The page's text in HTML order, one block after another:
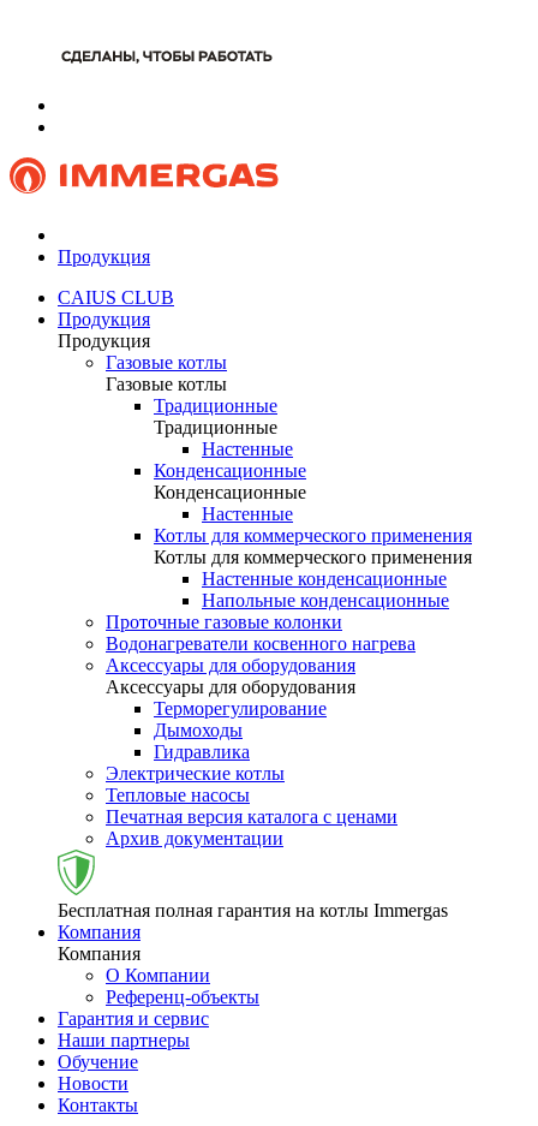
Продукция
CAIUS CLUB
Продукция
Продукция
Газовые котлы
Газовые котлы
Традиционные
Традиционные
Настенные
Конденсационные
Конденсационные
Настенные
Котлы для коммерческого применения
Котлы для коммерческого применения
Настенные конденсационные
Напольные конденсационные
Проточные газовые колонки
Водонагреватели косвенного нагрева
Аксессуары для оборудования
Аксессуары для оборудования
Терморегулирование
Дымоходы
Гидравлика
Электрические котлы
Тепловые насосы
Печатная версия каталога с ценами
Архив документации
Бесплатная полная гарантия на котлы Immergas
Компания
Компания
О Компании
Референц-объекты
Гарантия и сервис
Наши партнеры
Обучение
Новости
Контакты